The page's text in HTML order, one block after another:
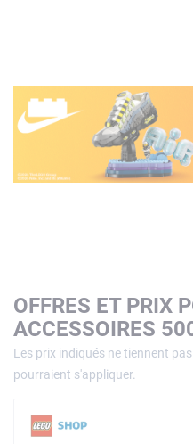
OFFRES ET PRIX
ACCESSOIRES
Les prix indiqués ne tiennent
pourraient s'appliquer.